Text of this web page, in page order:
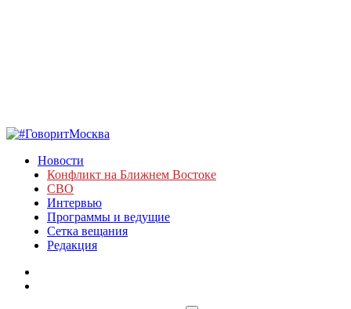
Новости
Конфликт на Ближнем Востоке
СВО
Интервью
Программы и ведущие
Сетка вещания
Редакция